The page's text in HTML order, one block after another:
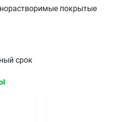
покрытые
срок